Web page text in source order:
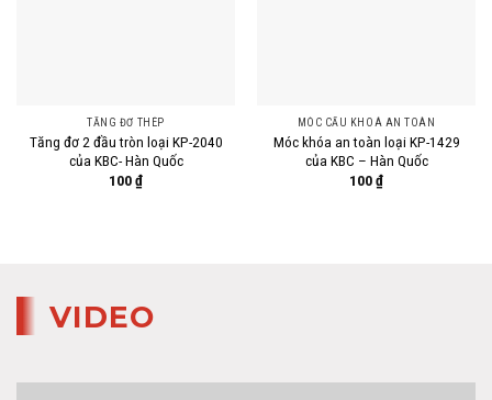
TĂNG ĐƠ THÉP
Tăng đơ 2 đầu tròn loại KP-2040
của KBC- Hàn Quốc
100₫
MÓC CẨU KHOÁ AN TOÀN
Móc khóa an toàn loại KP-1429
của KBC – Hàn Quốc
100₫
VIDEO